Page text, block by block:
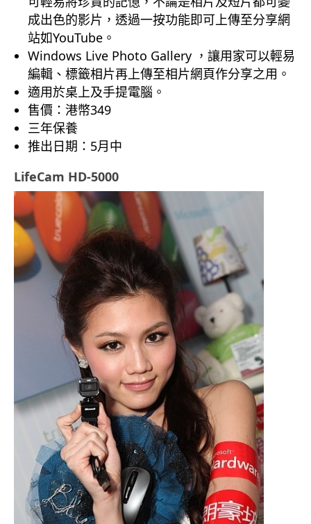
成出色的影片，透過一按功能即可上傳至分享網
站如YouTube。
Windows Live Photo Gallery ，讓用家可以輕易
編輯、標籤相片再上傳至相片網頁作分享之用。
適用於桌上及手提電腦。
售價：港幣349
三年保養
推出日期：5月中
LifeCam HD-5000